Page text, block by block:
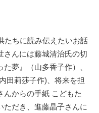
たちに読み伝えたいお話
さんには藤城清治氏の切
夢』（山多香子作）、
田莉莎子作)、将来を担
んからの手紙 こどもた
ただき、進藤晶子さんに